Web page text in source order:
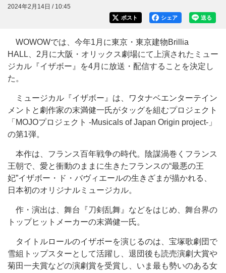
2024年2月14日 / 10:45
送る
シェア
ポスト
WOWOWでは、今年1月に東京・東京建物Brillia
HALL、2月に大阪・オリックス劇場にて上演されたミュー
ジカル『イザボー』を4月に放送・配信することを決定し
た。
ミュージカル『イザボー』は、ワタナベエンターテイン
メントと劇作家の末満健一氏がタッグを組むプロジェクト
「MOJOプロジェクト -Musicals of Japan Origin project-」
の第1弾。
本作は、フランス百年戦争の時代。陰謀渦巻くフランス
王朝で、愛と衝動のままに生きたフランスの“最悪の王
妃”イザボー・ド・バヴィエールの生きざまが描かれる、
日本初のオリジナルミュージカル。
作・演出は、舞台『刀剣乱舞』などをはじめ、舞台界の
トップヒットメーカーの末満健一氏。
タイトルロールのイザボーを演じるのは、宝塚歌劇団で
雪組トップスターとして活躍し、退団後も読売演劇大賞や
菊田一夫賞などの演劇賞を受賞し、いま最も勢いのある女